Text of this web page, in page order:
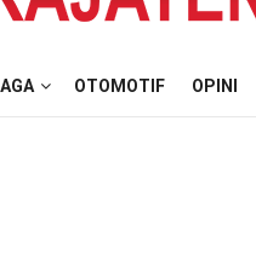
OTOMOTIF OPINI